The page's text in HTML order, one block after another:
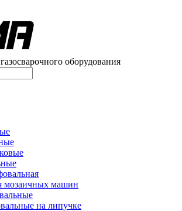
оборудования
мозаичных машин
на липучке